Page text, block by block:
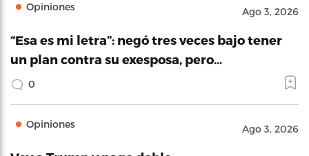
Opiniones Ago 3, 2026
“Esa es mi letra”: negó tres veces bajo tener
un plan contra su exesposa, pero…
0
Opiniones Ago 3, 2026